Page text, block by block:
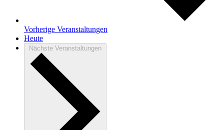
Vorherige Veranstaltungen
Heute
Nächste Veranstaltungen